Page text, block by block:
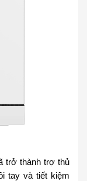
trở thành trợ thủ
tay và tiết kiệm